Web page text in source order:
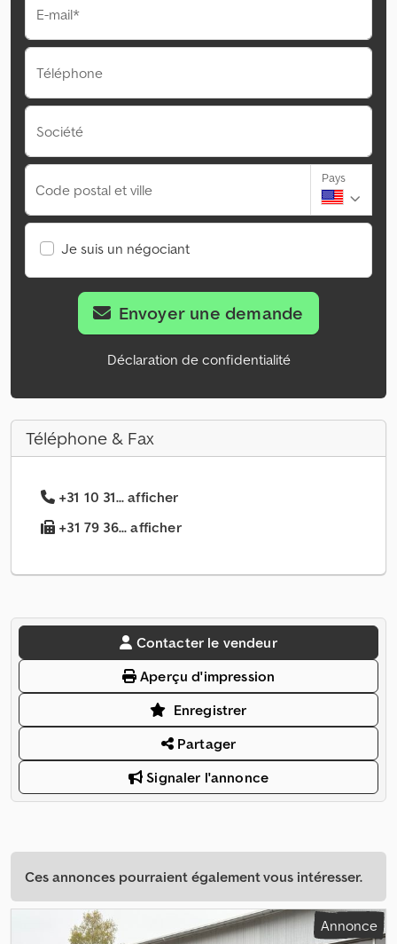
E-mail*
Téléphone
Société
Code postal et ville
Pays
Je suis un négociant
Envoyer une demande
Déclaration de confidentialité
Téléphone & Fax
+31 10 31... afficher
+31 79 36... afficher
Contacter le vendeur
Aperçu d'impression
Enregistrer
Partager
Signaler l'annonce
Ces annonces pourraient également vous intéresser.
Annonce